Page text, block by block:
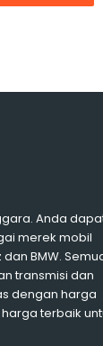
Anda
merek mobil
BMW.
transmisi dan
dengan harga
terbaik